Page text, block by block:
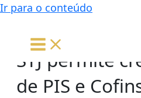
Ir para o conteúdo
STJ permite
de PIS e